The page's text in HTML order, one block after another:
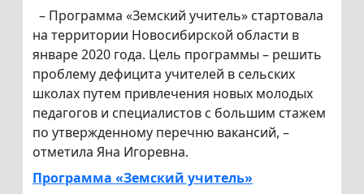
– Программа «Земский учитель» стартовала
на территории Новосибирской области в
январе 2020 года. Цель программы – решить
проблему дефицита учителей в сельских
школах путем привлечения новых молодых
педагогов и специалистов с большим стажем
по утвержденному перечню вакансий, –
отметила Яна Игоревна.
Программа «Земский учитель»